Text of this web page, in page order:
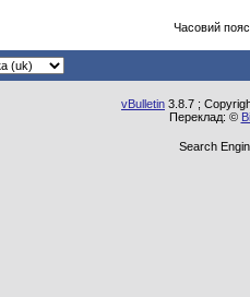
Часовий
vBulletin 3.8.7 ;
Переклад: ©
Search